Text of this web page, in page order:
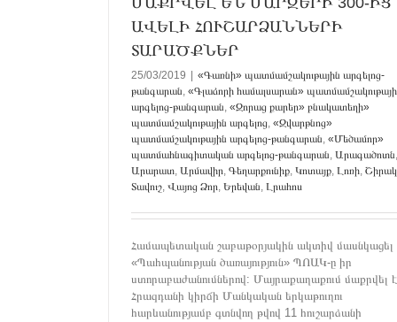
ԱՎԵԼԻ ՀՈՒՇԱՐՁԱՆՆԵՐԻ
ՏԱՐԱԾՔՆԵՐ
25/03/2019
«Գառնի» պատմամշակութային արգելոց-
թանգարան, «Գլաձորի համալսարան»
արգելոց-թանգարան, «Զորաց քարեր» բնակատեղի»
պատմամշակութային արգելոց, «Զվարթնոց»
պատմամշակութային արգելոց-թանգարան, «Մեծամոր»
պատմահնագիտական արգելոց-թանգարան, Արագածոտն,
Արարատ, Արմավիր, Գեղարքունիք, Կոտայք, Լոռի, Շիրակ
Տավուշ, Վայոց Ձոր, Երեվան, Լրահոս
Համապետական շաբաթօրյակին ակտիվ մասնկացել
«Պահպանության ծառայություն» ՊՈԱԿ-ը իր
ստորաբաժանումներով: Մայրաքաղաքում մաքրվել է
Հրազդանի կիրճի Մանկական երկաթուղու
հարևանությամբ գտնվող թվով 11 հուշարձանի